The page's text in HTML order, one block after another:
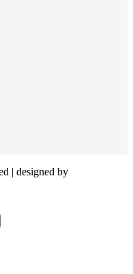
| designed by